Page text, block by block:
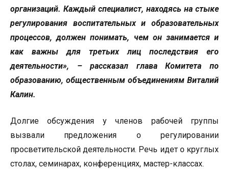
организаций. Каждый специалист, находясь на стыке
регулирования воспитательных и образовательных
процессов, должен понимать, чем он занимается и
как важны для третьих лиц последствия его
деятельности», – рассказал глава Комитета по
образованию, общественным объединениям Виталий
Калин.
Долгие обсуждения у членов рабочей группы
вызвали предложения о регулировании
просветительской деятельности. Речь идет о круглых
столах, семинарах, конференциях, мастер-классах.